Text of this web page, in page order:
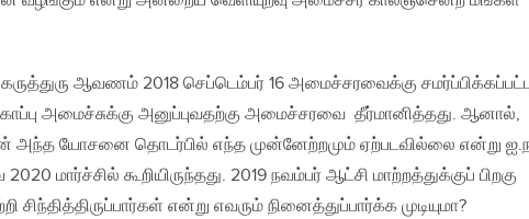
ஆவணம் 2018 செப்டெம்பர் 16 அமைச்சரவைக்கு
அமைச்சுக்கு அனுப்புவதற்கு அமைச்சரவை தீர்மானித்தது. ஆனால்,
யோசனை தொடர்பில் எந்த முன்னேற்றமும் ஏற்படவில்லை என்று
மார்ச்சில் கூறியிருந்தது. 2019 நவம்பர் ஆட்சி மாற்றத்துக்குப் பிறகு
என்று எவரும் நினைத்துப்பார்க்க முடியுமா?